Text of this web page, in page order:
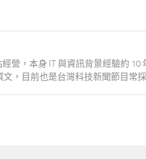
營，本身 IT 與資訊背景經驗約
，目前也是台灣科技新聞節目常